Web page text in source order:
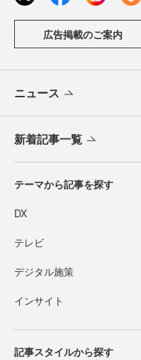
広告掲載のご案内
ニュース
新着記事一覧
テーマから記事を探す
DX
テレビ
デジタル施策
インサイト
記事スタイルから探す